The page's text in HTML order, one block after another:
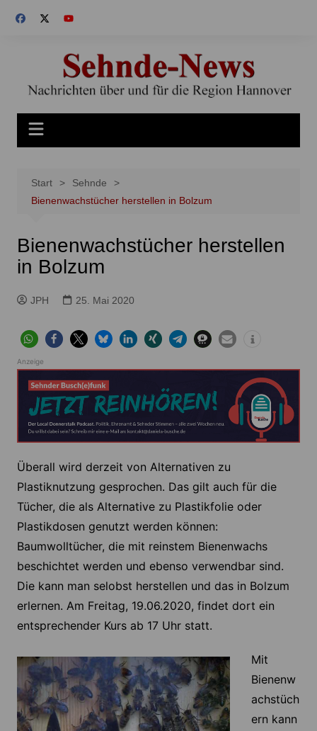
Inhalt
Start
Sehnde
Bienenwachstücher herstellen in Bolzum
Bienenwachstücher herstellen
in Bolzum
JPH 25. Mai 2020
Anzeige
Überall wird derzeit von Alternativen zu
Plastiknutzung gesprochen. Das gilt auch für die
Tücher, die als Alternative zu Plastikfolie oder
Plastikdosen genutzt werden können:
Baumwolltücher, die mit reinstem Bienenwachs
beschichtet werden und ebenso verwendbar sind.
Die kann man selobst herstellen und das in Bolzum
erlernen. Am Freitag, 19.06.2020, findet dort ein
entsprechender Kurs ab 17 Uhr statt.
Mit
Bienenw
achstüch
ern kann